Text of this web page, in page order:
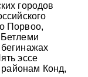
городов
Порвоо,
эссе
Конд,